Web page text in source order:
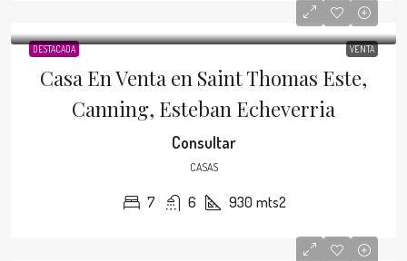
DESTACADA VENTA
Casa En Venta en Saint Thomas Este,
Canning, Esteban Echeverria
Consultar
CASAS
7 6 930 mts2